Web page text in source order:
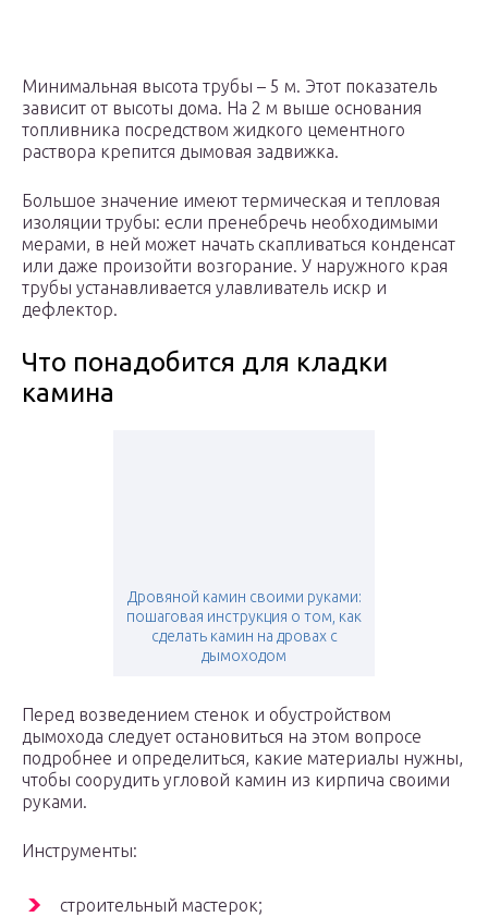
Минимальная высота трубы – 5 м. Этот показатель
зависит от высоты дома. На 2 м выше основания
топливника посредством жидкого цементного
раствора крепится дымовая задвижка.
Большое значение имеют термическая и тепловая
изоляции трубы: если пренебречь необходимыми
мерами, в ней может начать скапливаться конденсат
или даже произойти возгорание. У наружного края
трубы устанавливается улавливатель искр и
дефлектор.
Что понадобится для кладки
камина
Дровяной камин своими руками:
пошаговая инструкция о том, как
сделать камин на дровах с
дымоходом
Перед возведением стенок и обустройством
дымохода следует остановиться на этом вопросе
подробнее и определиться, какие материалы нужны,
чтобы соорудить угловой камин из кирпича своими
руками.
Инструменты:
строительный мастерок;